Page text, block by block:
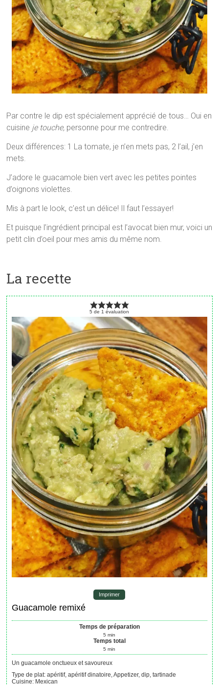
Par contre le dip est spécialement apprécié de tous… Oui en
cuisine je touche, personne pour me contredire.
Deux différences: 1 La tomate, je n’en mets pas, 2 l’ail, j’en
mets.
J’adore le guacamole bien vert avec les petites pointes
d’oignons violettes.
Mis à part le look, c’est un délice! Il faut l’essayer!
Et puisque l’ingrédient principal est l’avocat bien mur, voici un
petit clin d’oeil pour mes amis du même nom.
La recette
5 de 1 évaluation
Imprimer
Guacamole remixé
Temps de préparation
5 min
Temps total
5 min
Un guacamole onctueux et savoureux
Type de plat: apéritif, apéritif dinatoire, Appetizer, dip, tartinade
Cuisine: Mexican